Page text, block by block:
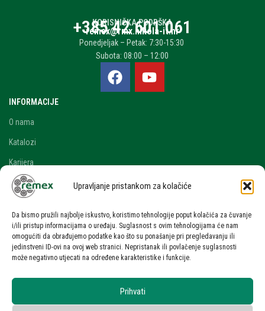
Upravljanje pristankom za kolačiće
Da bismo pružili najbolje iskustvo, koristimo tehnologije poput kolačića za čuvanje
i/ili pristup informacijama o uređaju. Suglasnost s ovim tehnologijama će nam
omogućiti da obrađujemo podatke kao što su ponašanje pri pregledavanju ili
jedinstveni ID-ovi na ovoj web stranici. Nepristanak ili povlačenje suglasnosti
može negativno utjecati na određene karakteristike i funkcije.
Prihvati
KORISNIČKA PODRŠKA
+385 42 601 061
remex@rmx.nikola-it.hr
Ponedjeljak – Petak: 7:30-15:30
Subota: 08:00 – 12:00
INFORMACIJE
O nama
Katalozi
Karijera
Blog i novosti
RAČUN
Moj račun
Zahtjev za ponudom
UVJETI KORIŠTENJA
Uvjeti korištenja stranice